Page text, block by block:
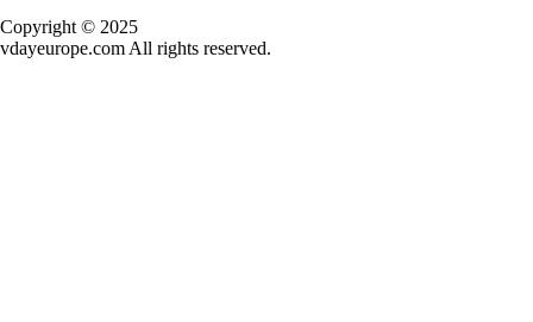
Copyright © 2025
vdayeurope.com All rights reserved.